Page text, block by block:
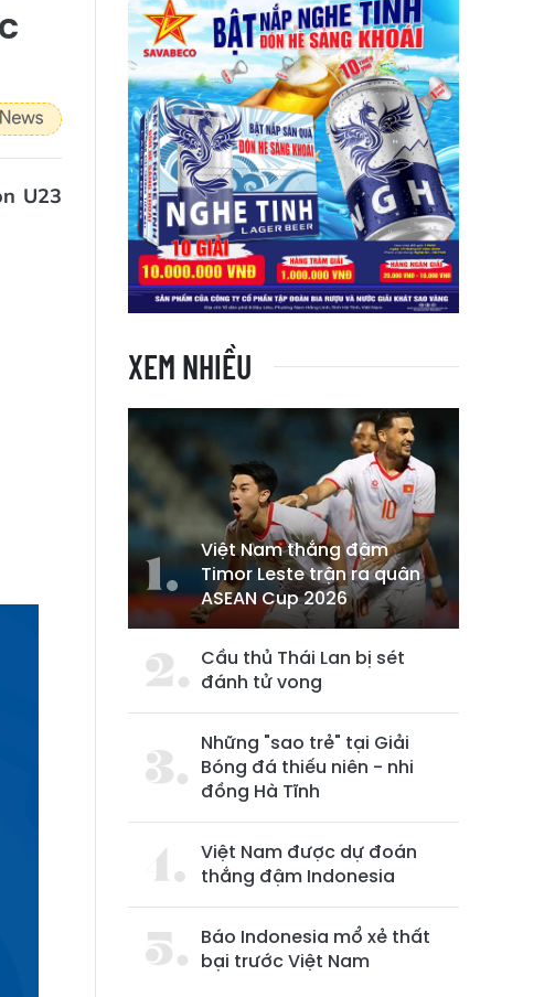
U23
XEM NHIỀU
Việt Nam thắng đậm
Timor Leste trận ra quân
ASEAN Cup 2026
Cầu thủ Thái Lan bị sét
đánh tử vong
Những "sao trẻ" tại Giải
Bóng đá thiếu niên - nhi
đồng Hà Tĩnh
Việt Nam được dự đoán
thắng đậm Indonesia
Báo Indonesia mổ xẻ thất
bại trước Việt Nam